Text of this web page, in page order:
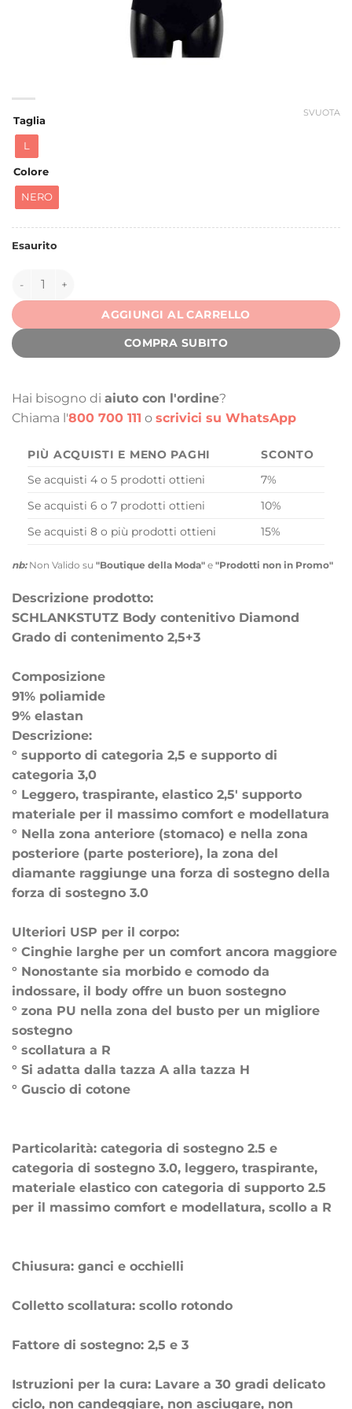
Taglia
L
Colore
NERO
SVUOTA
Esaurito
148419 quantità
AGGIUNGI AL CARRELLO
COMPRA SUBITO
Hai bisogno di aiuto con l'ordine?
Chiama l'800 700 111 o scrivici su WhatsApp
PIÙ ACQUISTI E MENO PAGHI
SCONTO
Se acquisti 4 o 5 prodotti ottieni
7%
Se acquisti 6 o 7 prodotti ottieni
10%
Se acquisti 8 o più prodotti ottieni
15%
nb:Non Valido su "Boutique della Moda" e "Prodotti non in Promo"
Descrizione prodotto:
SCHLANKSTUTZ Body contenitivo Diamond
Grado di contenimento 2,5+3
Composizione
91% poliamide
9% elastan
Descrizione:
° supporto di categoria 2,5 e supporto di
categoria 3,0
° Leggero, traspirante, elastico 2,5' supporto
materiale per il massimo comfort e modellatura
° Nella zona anteriore (stomaco) e nella zona
posteriore (parte posteriore), la zona del
diamante raggiunge una forza di sostegno della
forza di sostegno 3.0
Ulteriori USP per il corpo:
° Cinghie larghe per un comfort ancora maggiore
° Nonostante sia morbido e comodo da
indossare, il body offre un buon sostegno
° zona PU nella zona del busto per un migliore
sostegno
° scollatura a R
° Si adatta dalla tazza A alla tazza H
° Guscio di cotone
Particolarità: categoria di sostegno 2.5 e
categoria di sostegno 3.0, leggero, traspirante,
materiale elastico con categoria di supporto 2.5
per il massimo comfort e modellatura, scollo a R
Chiusura: ganci e occhielli
Colletto scollatura: scollo rotondo
Fattore di sostegno: 2,5 e 3
Istruzioni per la cura: Lavare a 30 gradi delicato
ciclo, non candeggiare, non asciugare, non